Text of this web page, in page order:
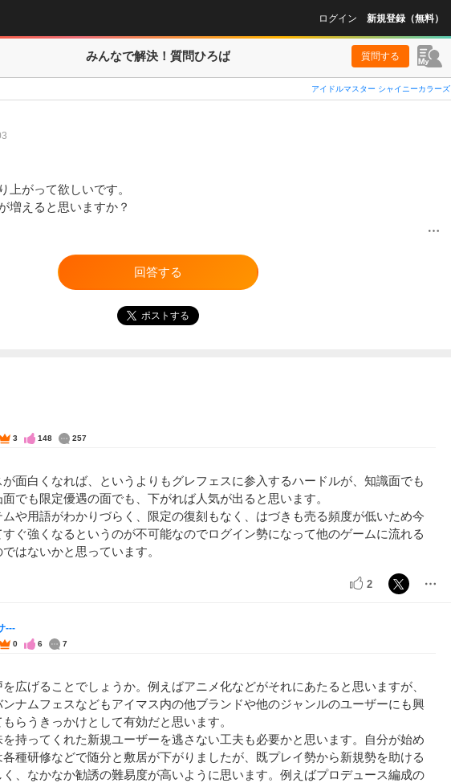
ログイン 新規登録（無料）
みんなで解決！ 質問ひろば 質問する
アイドルマスター シャイニーカラーズ
上がって欲しいです。
増えると思いますか？
回答する
ポストする
3 148 257
が面白くなれば、というよりもグレフェスに参入するハードルが、知識面でも
面でも限定優遇の面でも、下がれば人気が出ると思います。
や用語がわかりづらく、限定の復刻もなく、はづきも売る頻度が低いため今
ぐ強くなるというのが不可能なのでログイン勢になって他のゲームに流れる
はないかと思っています。
2
---
0 6 7
を広げることでしょうか。例えばアニメ化などがそれにあたると思いますが、
ナムフェスなどもアイマス内の他ブランドや他のジャンルのユーザーにも興
らうきっかけとして有効だと思います。
を持ってくれた新規ユーザーを逃さない工夫も必要かと思います。自分が始め
各種研修などで随分と敷居が下がりましたが、既プレイ勢から新規勢を助ける
、なかなか勧誘の難易度が高いように思います。例えばプロデュース編成の